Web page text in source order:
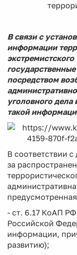
В связи с
информации
посредством
уголовного
такой
В соответствии
за
- ст. 6.17 КоАП
Российской
информации,
развитию);